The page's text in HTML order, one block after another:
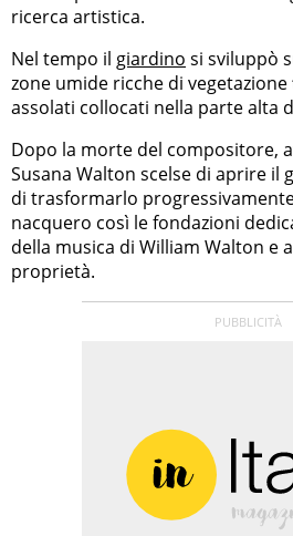
ricerca artistica.
Nel tempo il giardino si sviluppò
zone umide ricche di vegetazione
assolati collocati nella parte alta
Dopo la morte del compositore,
Susana Walton scelse di aprire il
di trasformarlo
nacquero così le fondazioni
della musica di William Walton e
proprietà.